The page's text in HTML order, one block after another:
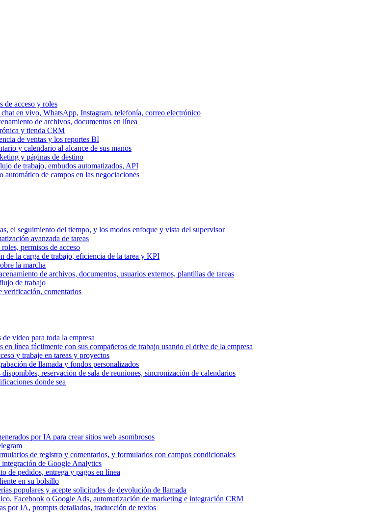
de acceso y roles
en vivo, WhatsApp, Instagram, telefonía, correo electrónico
de archivos, documentos en línea
y tienda CRM
de ventas y los reportes BI
y calendario al alcance de sus manos
y páginas de destino
de trabajo, embudos automatizados, API
automático de campos en las negociaciones
el seguimiento del tiempo, y los modos enfoque y vista del supervisor
avanzada de tareas
permisos de acceso
de la carga de trabajo, eficiencia de la tarea y KPI
la marcha
de archivos, documentos, usuarios externos, plantillas de tareas
de trabajo
verificación, comentarios
video para toda la empresa
línea fácilmente con sus compañeros de trabajo usando el drive de la empresa
y trabaje en tareas y proyectos
de llamada y fondos personalizados
reservación de sala de reuniones, sincronización de calendarios
donde sea
por IA para crear sitios web asombrosos
de registro y comentarios, y formularios con campos condicionales
integración de Google Analytics
de pedidos, entrega y pagos en línea
en su bolsillo
populares y acepte solicitudes de devolución de llamada
Facebook o Google Ads, automatización de marketing e integración CRM
por IA, prompts detallados, traducción de textos